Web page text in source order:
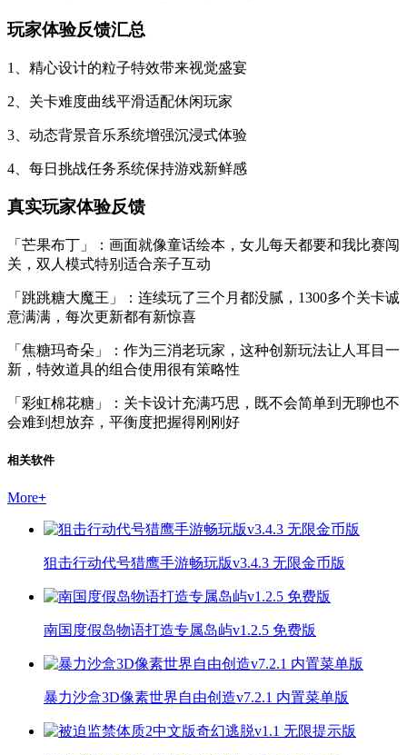
玩家体验反馈汇总
1、精心设计的粒子特效带来视觉盛宴
2、关卡难度曲线平滑适配休闲玩家
3、动态背景音乐系统增强沉浸式体验
4、每日挑战任务系统保持游戏新鲜感
真实玩家体验反馈
「芒果布丁」：画面就像童话绘本，女儿每天都要和我比赛闯
关，双人模式特别适合亲子互动
「跳跳糖大魔王」：连续玩了三个月都没腻，1300多个关卡诚
意满满，每次更新都有新惊喜
「焦糖玛奇朵」：作为三消老玩家，这种创新玩法让人耳目一
新，特效道具的组合使用很有策略性
「彩虹棉花糖」：关卡设计充满巧思，既不会简单到无聊也不
会难到想放弃，平衡度把握得刚刚好
相关软件
More+
狙击行动代号猎鹰手游畅玩版v3.4.3 无限金币版
南国度假岛物语打造专属岛屿v1.2.5 免费版
暴力沙盒3D像素世界自由创造v7.2.1 内置菜单版